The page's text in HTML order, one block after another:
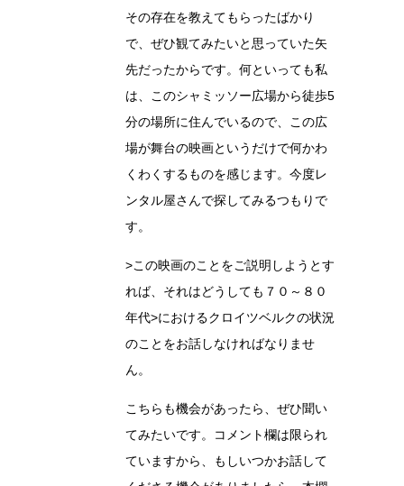
その存在を教えてもらったばかり
で、ぜひ観てみたいと思っていた矢
先だったからです。何といっても私
は、このシャミッソー広場から徒歩5
分の場所に住んでいるので、この広
場が舞台の映画というだけで何かわ
くわくするものを感じます。今度レ
ンタル屋さんで探してみるつもりで
す。
>この映画のことをご説明しようとす
れば、それはどうしても７０～８０
年代>におけるクロイツベルクの状況
のことをお話しなければなりませ
ん。
こちらも機会があったら、ぜひ聞い
てみたいです。コメント欄は限られ
ていますから、もしいつかお話して